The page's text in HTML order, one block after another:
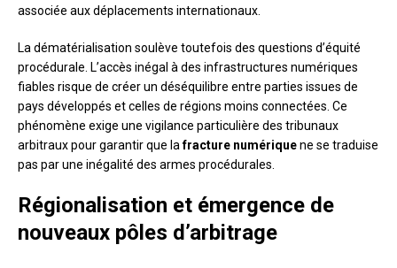
associée aux déplacements internationaux.
La dématérialisation soulève toutefois des questions d’équité
procédurale. L’accès inégal à des infrastructures numériques
fiables risque de créer un déséquilibre entre parties issues de
pays développés et celles de régions moins connectées. Ce
phénomène exige une vigilance particulière des tribunaux
arbitraux pour garantir que lafracture numériquene se traduise
pas par une inégalité des armes procédurales.
Régionalisation et émergence de
nouveaux pôles d’arbitrage